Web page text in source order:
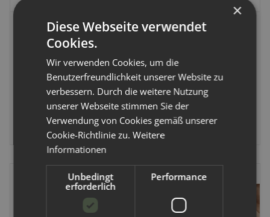
siebenKÄSEhoch
Überhose Newborn 2,5 -
7 kg Waldtiere Schwarz
Artikelnummer:751924-003
20,99 €*
Alter Preis:24,99 €
Thirsties
Überhose mit
Druckknöpfen
Artikelnummer:751238
17,99 €
×
Diese Webseite verwendet
Cookies.
Wir verwenden Cookies, um die
Benutzerfreundlichkeit unserer Website zu
verbessern. Durch die weitere Nutzung
unserer Webseite stimmen Sie der
Verwendung von Cookies gemäß unserer
Cookie-Richtlinie zu.Weitere
Informationen
Unbedingt
erforderlich
Performance